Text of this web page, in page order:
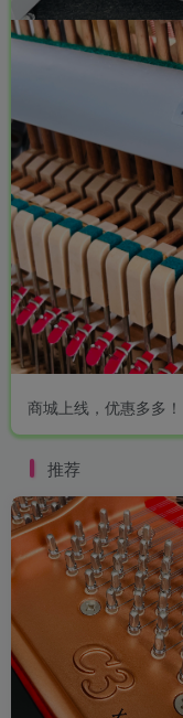
商城上线，优惠多多！
推荐